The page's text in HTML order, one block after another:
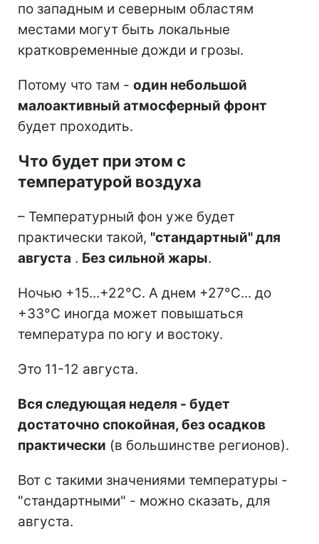
по западным и северным областям
местами могут быть локальные
кратковременные дожди и грозы.
Потому что там - один небольшой
малоактивный атмосферный фронт
будет проходить.
Что будет при этом с
температурой воздуха
– Температурный фон уже будет
практически такой, "стандартный" для
августа . Без сильной жары.
Ночью +15...+22°C. А днем +27°C... до
+33°C иногда может повышаться
температура по югу и востоку.
Это 11-12 августа.
Вся следующая неделя - будет
достаточно спокойная, без осадков
практически (в большинстве регионов).
Вот с такими значениями температуры -
"стандартными" - можно сказать, для
августа.